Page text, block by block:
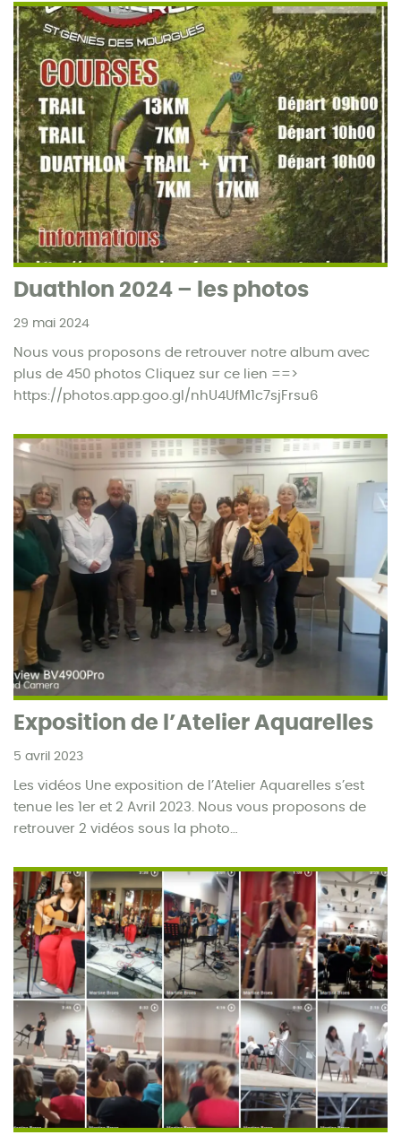
Duathlon 2024 – les photos
29 mai 2024
Nous vous proposons de retrouver notre album avec
plus de 450 photos Cliquez sur ce lien ==>
https://photos.app.goo.gl/nhU4UfM1c7sjFrsu6
Exposition de l’Atelier Aquarelles
5 avril 2023
Les vidéos Une exposition de l’Atelier Aquarelles s’est
tenue les 1er et 2 Avril 2023. Nous vous proposons de
retrouver 2 vidéos sous la photo…